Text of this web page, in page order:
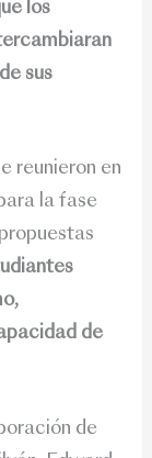
los
sus
reunieron en
la fase
de
de